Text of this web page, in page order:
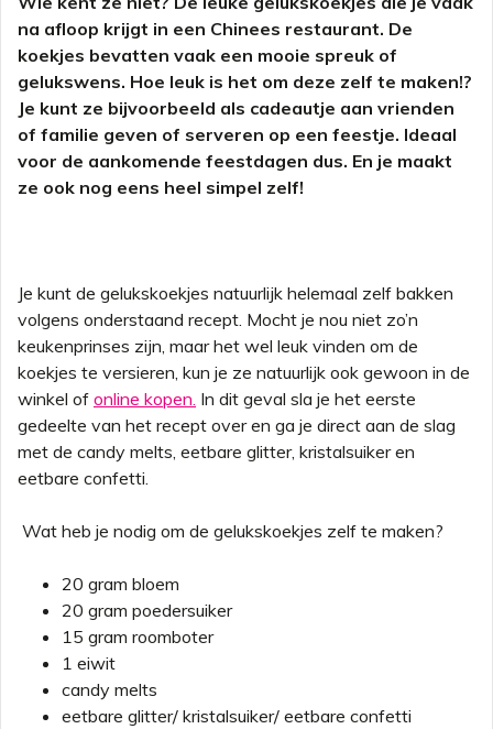
na afloop krijgt in een Chinees restaurant. De
koekjes bevatten vaak een mooie spreuk of
gelukswens. Hoe leuk is het om deze zelf te maken!?
Je kunt ze bijvoorbeeld als cadeautje aan vrienden
of familie geven of serveren op een feestje. Ideaal
voor de aankomende feestdagen dus. En je maakt
ze ook nog eens heel simpel zelf!
Je kunt de gelukskoekjes natuurlijk helemaal zelf bakken
volgens onderstaand recept. Mocht je nou niet zo’n
keukenprinses zijn, maar het wel leuk vinden om de
koekjes te versieren, kun je ze natuurlijk ook gewoon in de
winkel of online kopen. In dit geval sla je het eerste
gedeelte van het recept over en ga je direct aan de slag
met de candy melts, eetbare glitter, kristalsuiker en
eetbare confetti.
Wat heb je nodig om de gelukskoekjes zelf te maken?
20 gram bloem
20 gram poedersuiker
15 gram roomboter
1 eiwit
candy melts
eetbare glitter/ kristalsuiker/ eetbare confetti